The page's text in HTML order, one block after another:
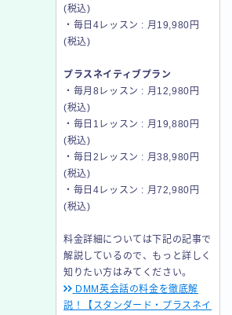
(税込)
・毎日4レッスン : 月19,980円
(税込)
プラスネイティブプラン
・毎月8レッスン : 月12,980円
(税込)
・毎日1レッスン : 月19,880円
(税込)
・毎日2レッスン : 月38,980円
(税込)
・毎日4レッスン : 月72,980円
(税込)
料金詳細については下記の記事で
解説しているので、もっと詳しく
知りたい方はみてください。
DMM英会話の料金を徹底解
説！【スタンダード・プラスネイ